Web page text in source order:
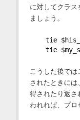
に対してクラス
ましょう。
tie
tie
こうした後で
されたときには
得されたり返さ
われれば、プ